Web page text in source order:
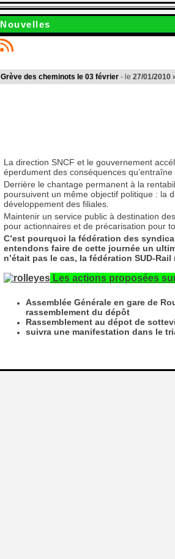
Nouvelles
Grève des cheminots le 03 février - le 27/01/2010
La direction SNCF et le gouvernement
éperdument des conséquences
Derrière le chantage permanent à la
poursuivent un même objectif politique : la
développement des filiales.
Maintenir un service public à destination
pour actionnaires et de précarisation pour
C’est pourquoi la fédération des
entendons faire de cette journée un
n’était pas le cas, la fédération SUD-
Les actions proposées
Assemblée Générale en gare de
rassemblement du dépôt
Rassemblement au dépot de
suivra une manifestation dans le